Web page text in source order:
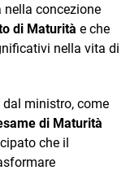
nella concezione
di Maturità e che
nella vita di
ministro, come
di Maturità
che il